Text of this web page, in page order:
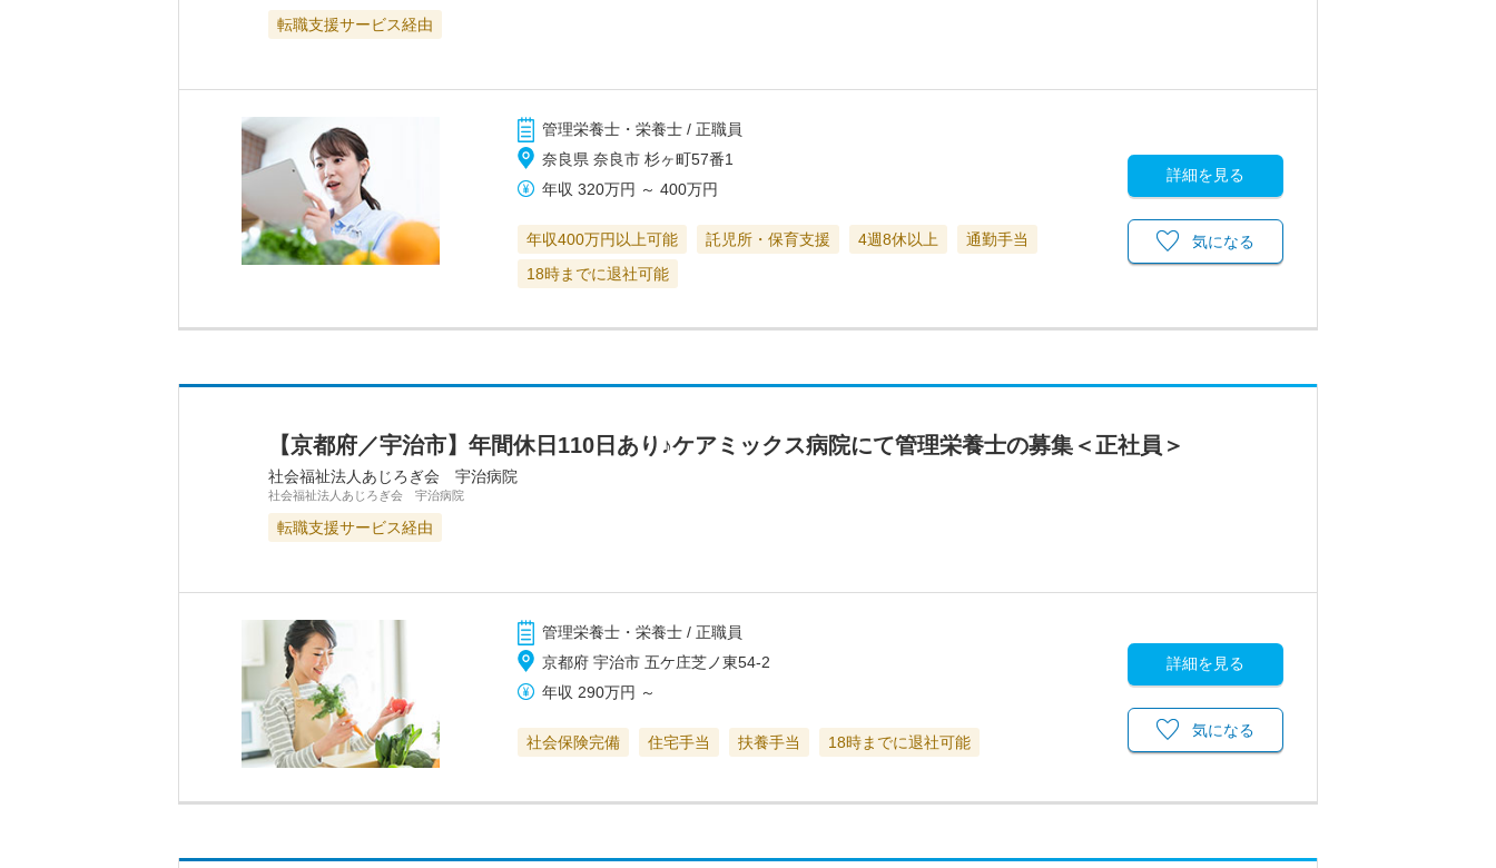
転職支援サービス経由
管理栄養士・栄養士 / 正職員
奈良県 奈良市 杉ヶ町57番1
年収 320万円 ～400万円
年収400万円以上可能 託児所・保育支援 4週8休以上
通勤手当
18時までに退社可能
詳細を見る
気になる
【京都府／宇治市】年間休日110日あり♪ケアミックス病院にて管理栄養士の募集＜正社員＞
社会福祉法人あじろぎ会 宇治病院
社会福祉法人あじろぎ会 宇治病院
転職支援サービス経由
管理栄養士・栄養士 / 正職員
京都府 宇治市 五ケ庄芝ノ東54-2
年収 290万円 ～
社会保険完備 住宅手当 扶養手当 18時までに退社可能
詳細を見る
気になる